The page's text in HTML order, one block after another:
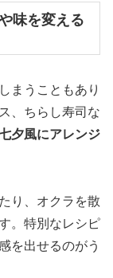
味を変える
まうこともあり
、ちらし寿司な
夕風にアレンジ
り、オクラを散
。特別なレシピ
を出せるのがう